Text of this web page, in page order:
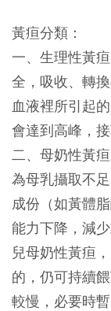
黃疸分類：
一、生理性黃
全，吸收、轉
血液裡所引起
會達到高峰，
二、母奶性黃
為母乳攝取不
成份（如黃體
能力下降，減
兒母奶性黃疸
的，仍可持續
較慢，必要時